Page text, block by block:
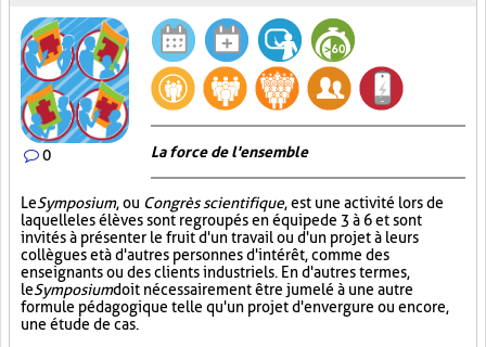
0 La force de l'ensemble
LeSymposium, ou Congrès scientifique, est une activité lors de
laquelle les élèves sont regroupés en équipe de 3 à 6 et sont
invités à présenter le fruit d'un travail ou d'un projet à leurs
collègues et à d'autres personnes d'intérêt, comme des
enseignants ou des clients industriels. En d'autres termes,
leSymposiumdoit nécessairement être jumelé à une autre
formule pédagogique telle qu'un projet d'envergure ou encore,
une étude de cas.